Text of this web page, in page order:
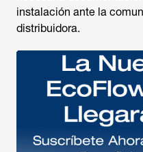
instalación ante la
distribuidora.